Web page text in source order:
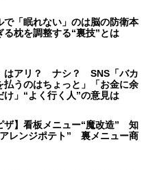
で「眠れない」のは脳の防衛本
枕を調整する“裏技”とは
はアリ？ ナシ？ SNS「バカ
払うのはちょっと」「お金に余
け」“よく行く人”の意見は
ザ】看板メニュー“魔改造” 知
レンジポテト” 裏メニュー商